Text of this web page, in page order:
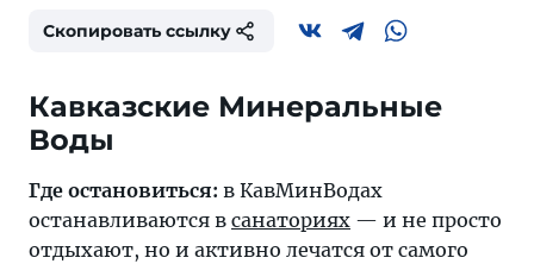
Скопировать ссылку
Кавказские Минеральные
Где остановиться: в КавМинВодах
останавливаются в санаториях — и не просто
отдыхают, но и активно лечатся от самого